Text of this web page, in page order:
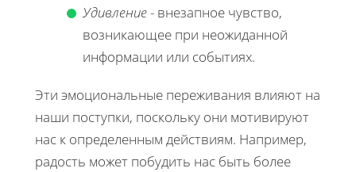
Удивление- внезапное чувство,
возникающее при неожиданной
информации или событиях.
Эти эмоциональные переживания влияют на
наши поступки, поскольку они мотивируют
нас к определенным действиям. Например,
радость может побудить нас быть более